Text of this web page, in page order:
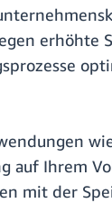
erhöhte
auf Ihrem
mit der